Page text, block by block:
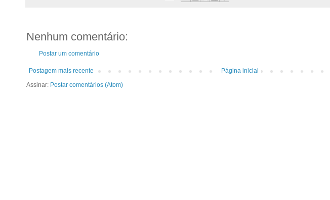
Nenhum comentário:
Postar um comentário
Postagem mais recente
Página inicial
Assinar: Postar comentários (Atom)